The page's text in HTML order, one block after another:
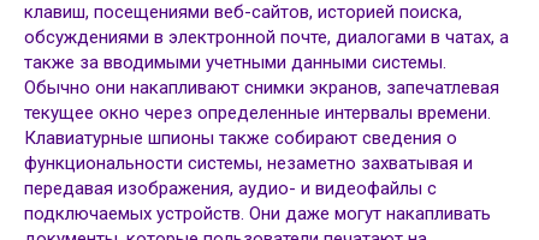
клавиш, посещениями веб-сайтов, историей поиска,
обсуждениями в электронной почте, диалогами в чатах, а
также за вводимыми учетными данными системы.
Обычно они накапливают снимки экранов, запечатлевая
текущее окно через определенные интервалы времени.
Клавиатурные шпионы также собирают сведения о
функциональности системы, незаметно захватывая и
передавая изображения, аудио- и видеофайлы с
подключаемых устройств. Они даже могут накапливать